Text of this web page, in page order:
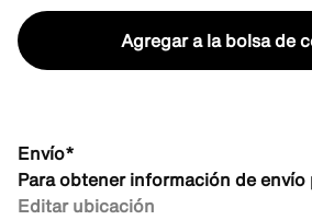
Agregar a la bolsa de
Envío*
Para obtener información de envío
Editar ubicación